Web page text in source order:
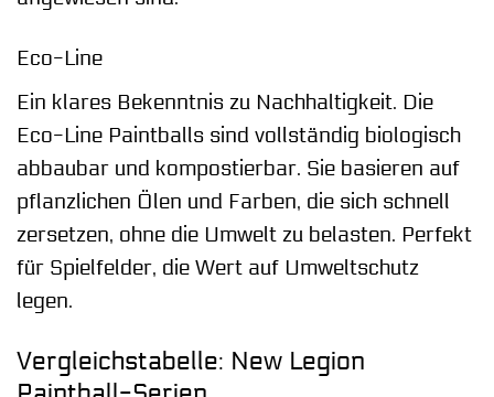
Eco-Line
Ein klares Bekenntnis zu Nachhaltigkeit. Die
Eco-Line Paintballs sind vollständig biologisch
abbaubar und kompostierbar. Sie basieren auf
pflanzlichen Ölen und Farben, die sich schnell
zersetzen, ohne die Umwelt zu belasten. Perfekt
für Spielfelder, die Wert auf Umweltschutz
legen.
Vergleichstabelle: New Legion